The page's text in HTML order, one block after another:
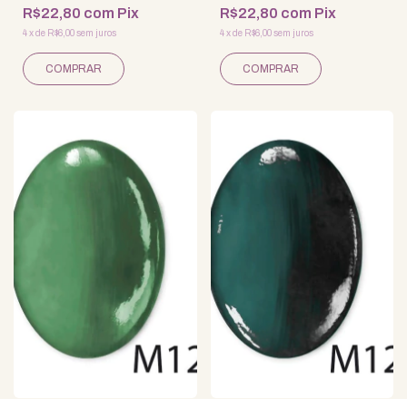
R$22,80 com Pix
4xde R$6,00sem juros
R$22,80 com Pix
4 xde R$6,00 sem juros